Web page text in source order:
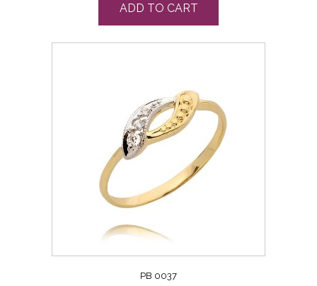
ADD TO CART
PB 0037